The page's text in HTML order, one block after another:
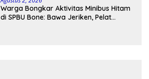
Warga Bongkar Aktivitas Minibus Hitam
di SPBU Bone: Bawa Jeriken, Pelat